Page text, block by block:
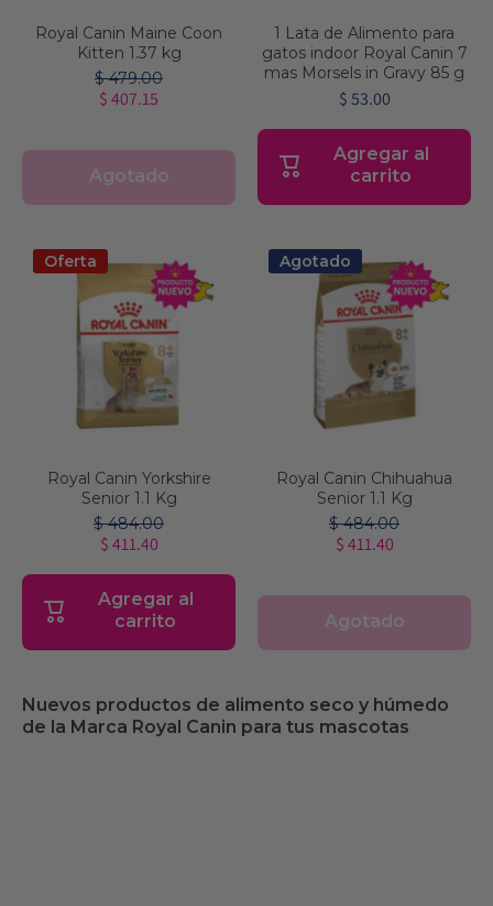
Royal Canin Maine Coon
Kitten 1.37 kg
$ 479.00
$ 407.15
Agotado
1 Lata de Alimento para
gatos indoor Royal Canin 7
mas Morsels in Gravy 85 g
$ 53.00
Agregar al
carrito
Oferta
Royal Canin Yorkshire
Senior 1.1 Kg
$ 484.00
$ 411.40
Agregar al
carrito
Agotado
Royal Canin Chihuahua
Senior 1.1 Kg
$ 484.00
$ 411.40
Agotado
Nuevos productos de alimento seco y húmedo
de la Marca Royal Canin para tus mascotas